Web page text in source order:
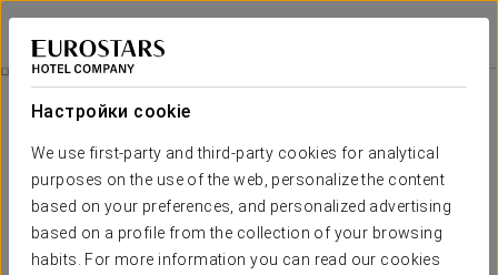
Настройки cookie
We use first-party and third-party cookies for analytical
purposes on the use of the web, personalize the content
based on your preferences, and personalized advertising
based on a profile from the collection of your browsing
habits. For more information you can read our cookies
Eurostars Asta Regia
КАДИС - ХЕРЕС-ДЕ-ЛА-ФРОНТЕРА
Празднуйте Вместе С Нами!